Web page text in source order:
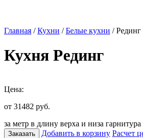
Главная /Кухни /Белые кухни / Рединг
Кухня Рединг
Цена:
от 31482 руб.
за метр в длину верха и низа гарнитура
Заказать Добавить в корзину Расчет